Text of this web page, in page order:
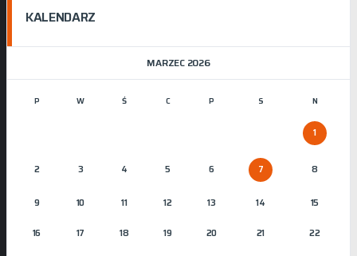
KALENDARZ
MARZEC 2026
P W Ś C P S N
1
2 3 4 5 6 7 8
9 10 11 12 13 14 15
16 17 18 19 20 21 22